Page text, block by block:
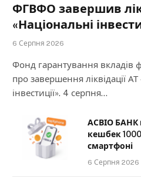
ФГВФО завершив
«Національні
6 Серпня 2026
Фонд гарантування вкладів
про завершення ліквідації
інвестиції». 4 серпня…
АСВІО БАНК
кешбек
смартфоні
6 Серпня 2026